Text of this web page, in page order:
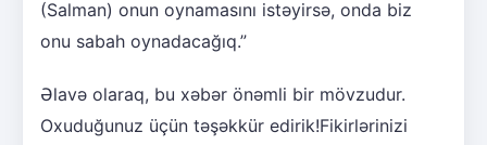
(Salman) onun oynamasını istəyirsə, onda biz
onu sabah oynadacağıq.”
Əlavə olaraq, bu xəbər önəmli bir mövzudur.
Oxuduğunuz üçün təşəkkür edirik!Fikirlərinizi